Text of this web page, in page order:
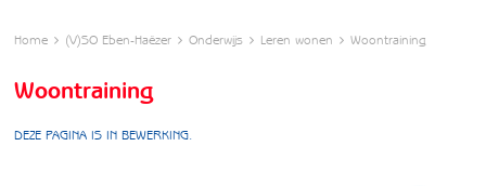
Home (V)SO Eben-Haëzer Onderwijs Leren wonen Woontraining
Woontraining
DEZE PAGINA IS IN BEWERKING.